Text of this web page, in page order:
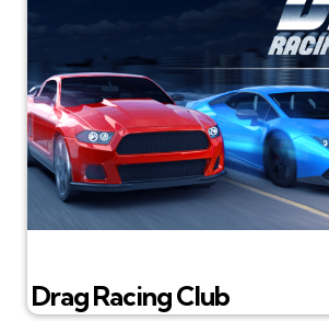
Drag Racing Club